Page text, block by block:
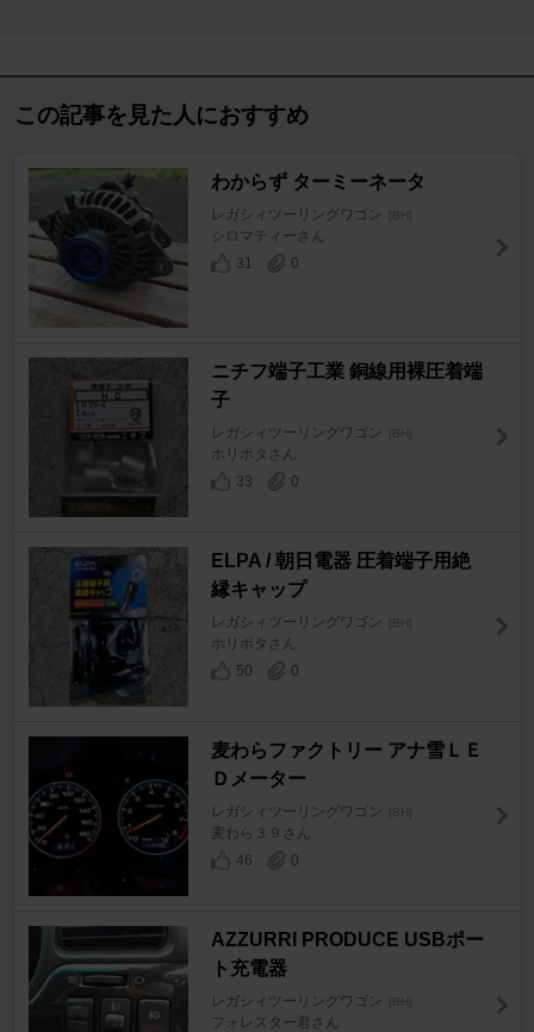
この記事を見た人におすすめ
わからず ターミーネータ
レガシィツーリングワゴン [BH]
シロマティーさん
31
0
ニチフ端子工業 銅線用裸圧着端
子
レガシィツーリングワゴン [BH]
ホリポタさん
33
0
ELPA / 朝日電器 圧着端子用絶
縁キャップ
レガシィツーリングワゴン [BH]
ホリポタさん
50
0
麦わらファクトリー アナ雪ＬＥ
Ｄメーター
レガシィツーリングワゴン [BH]
麦わら３９さん
46
0
AZZURRI PRODUCE USBポー
ト充電器
レガシィツーリングワゴン [BH]
フォレスター君さん